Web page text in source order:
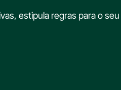
estipula regras para o